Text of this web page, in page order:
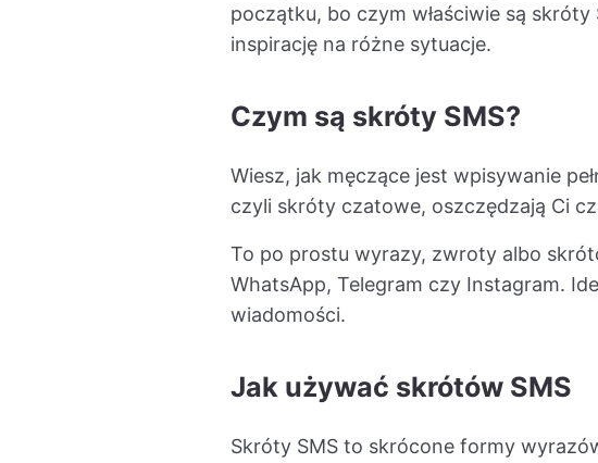
początku, bo czym właściwie są skróty
inspirację na różne sytuacje.
Czym są skróty SMS?
Wiesz, jak męczące jest wpisywanie
czyli skróty czatowe, oszczędzają Ci
To po prostu wyrazy, zwroty albo
WhatsApp, Telegram czy Instagram.
wiadomości.
Jak używać skrótów SMS
Skróty SMS to skrócone formy